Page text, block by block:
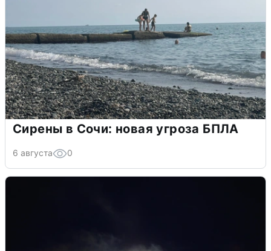
Сирены в Сочи: новая угроза БПЛА
6 августа 0